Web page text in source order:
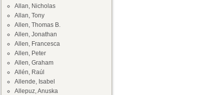
Allan, Nicholas
Allan, Tony
Allen, Thomas B.
Allen, Jonathan
Allen, Francesca
Allen, Peter
Allen, Graham
Allén, Raúl
Allende, Isabel
Allepuz, Anuska